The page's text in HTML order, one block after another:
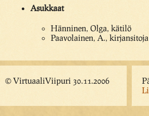
Asukkaat
Hänninen, Olga, kätilö
Paavolainen, A., kirjansitoja
© VirtuaaliViipuri 30.11.2006